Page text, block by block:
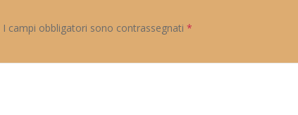
I campi obbligatori sono contrassegnati *